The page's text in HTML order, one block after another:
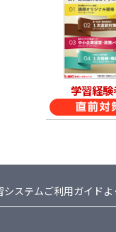
学習経験
システムご利用ガイド